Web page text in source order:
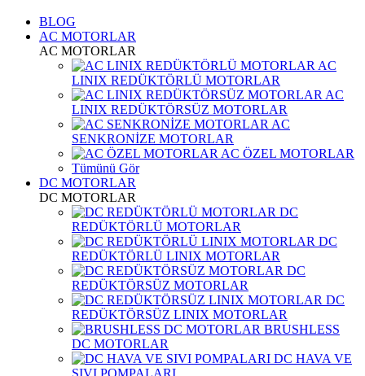
BLOG
AC MOTORLAR
AC MOTORLAR
AC
LINIX REDÜKTÖRLÜ MOTORLAR
AC
LINIX REDÜKTÖRSÜZ MOTORLAR
AC
SENKRONİZE MOTORLAR
AC ÖZEL MOTORLAR
Tümünü Gör
DC MOTORLAR
DC MOTORLAR
DC
REDÜKTÖRLÜ MOTORLAR
DC
REDÜKTÖRLÜ LINIX MOTORLAR
DC
REDÜKTÖRSÜZ MOTORLAR
DC
REDÜKTÖRSÜZ LINIX MOTORLAR
BRUSHLESS
DC MOTORLAR
DC HAVA VE
SIVI POMPALARI